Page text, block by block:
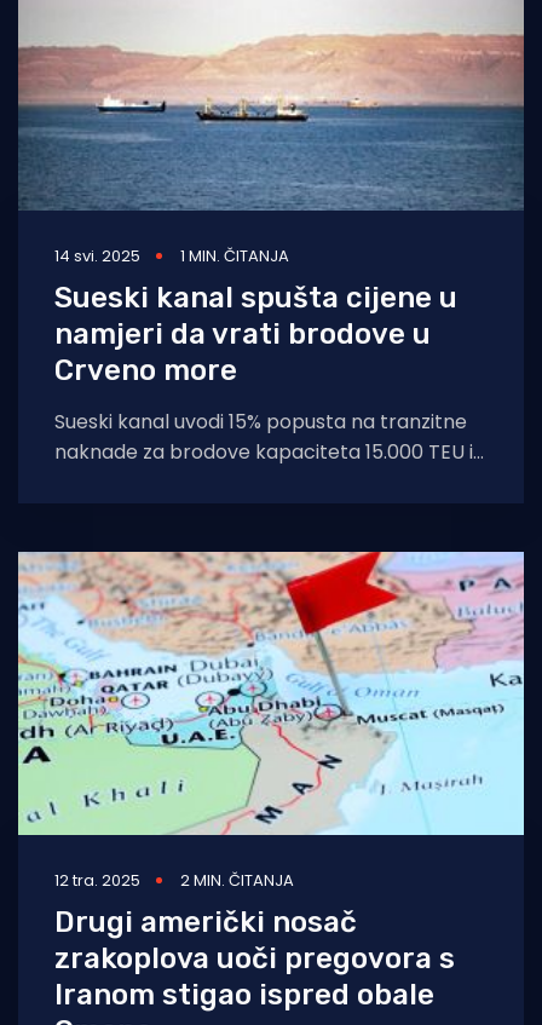
14 svi. 2025 1 MIN. ČITANJA
Sueski kanal spušta cijene u
namjeri da vrati brodove u
Crveno more
Sueski kanal uvodi 15% popusta na tranzitne
naknade za brodove kapaciteta 15.000 TEU i
12 tra. 2025 2 MIN. ČITANJA
Drugi američki nosač
zrakoplova uoči pregovora s
Iranom stigao ispred obale